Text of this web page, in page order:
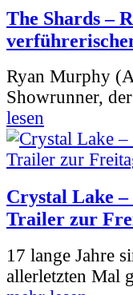
The Shards –
Ryan Murphy
Showrunner,
lesen
Crystal Lake –
Trailer zur
17 lange Jahre
allerletzten Mal